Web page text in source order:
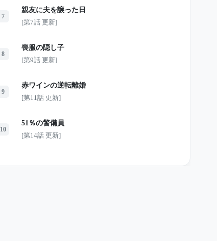
7
親友に夫を譲った日
[第7話 更新]
8
喪服の隠し子
[第9話 更新]
9
赤ワインの逆転離婚
[第11話 更新]
10
51％の警備員
[第14話 更新]